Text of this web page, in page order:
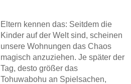
Eltern kennen das: Seitdem die
Kinder auf der Welt sind, scheinen
unsere Wohnungen das Chaos
magisch anzuziehen. Je später der
Tag, desto größer das
Tohuwabohu an Spielsachen,